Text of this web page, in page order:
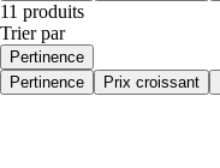
11 produits
Trier par
Pertinence
Pertinence
Prix croissant